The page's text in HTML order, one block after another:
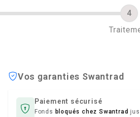
Vos garanties Swantrad
Paiement sécurisé
Fonds bloqués chez Swantrad